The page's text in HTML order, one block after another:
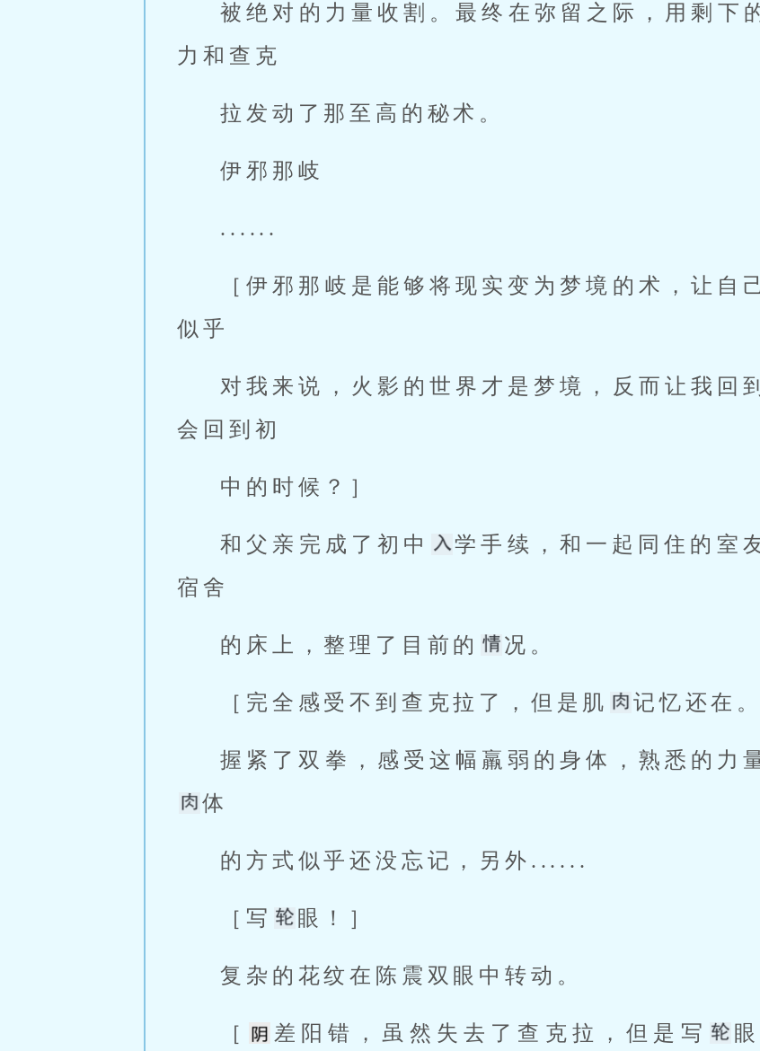
被绝对的力量收割。最终在弥留之际，用剩下
力和查克
拉发动了那至高的秘术。
伊邪那岐
......
［伊邪那岐是能够将现实变为梦境的术，让自
似乎
对我来说，火影的世界才是梦境，反而让我回
会回到初
中的时候？］
和父亲完成了初中
学手续，和一起同住的室
宿舍
的床上，整理了目前的 况。
［完全感受不到查克拉了，但是肌 记忆还在。
握紧了双拳，感受这幅羸弱的身体，熟悉的力
体
的方式似乎还没忘记，另外......
［写 眼！］
复杂的花纹在陈震双眼中转动。
［ 差阳错，虽然失去了查克拉，但是写